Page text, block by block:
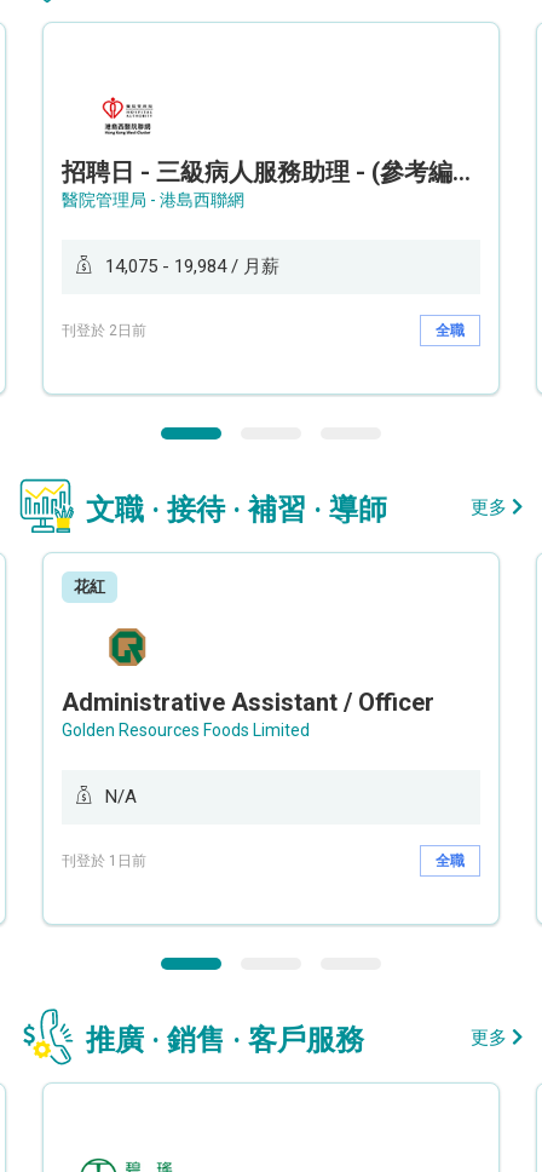
招聘日 - 三級病人服務助理 - (參考編號: HKWCS260107)
醫院管理局 - 港島西聯網
14,075 - 19,984 / 月薪
刊登於 2日前 全職
文職 · 接待 · 補習 · 導師 更多
花紅
Administrative Assistant / Officer
Golden Resources Foods Limited
N/A
刊登於 1日前 全職
推廣 · 銷售 · 客戶服務 更多